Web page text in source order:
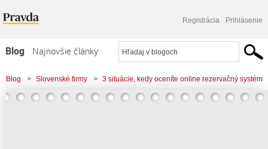
Registrácia Prihlásenie
Blog
Najnovšie články
Najčítanejšie články
Najkomentovanejšie články
Blog > Slovenské firmy > 3 situácie, kedy oceníte online rezervačný systém